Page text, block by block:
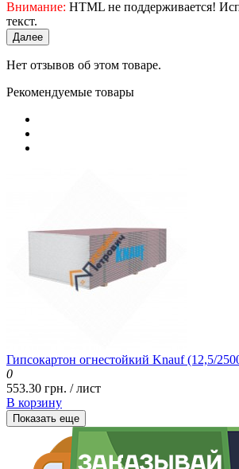
Внимание: HTML не поддерживается!
текст.
Далее
Нет отзывов об этом товаре.
Рекомендуемые товары
Гипсокартон огнестойкий Knauf (12,5/
0
553.30 грн. / лист
В корзину
Показать еще